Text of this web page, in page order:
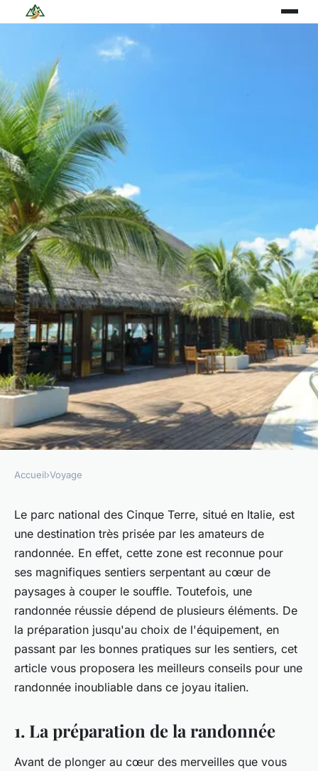
VOYAGE
Quels sont les meilleurs
conseils pour une randonnée
dans le parc national des
Cinque Terre, Italie : sentiers
et équipements ?
Constance•4 juillet 2024• 6 min de lecture
Accueil›Voyage
Le parc national des Cinque Terre, situé en Italie, est
une destination très prisée par les amateurs de
randonnée. En effet, cette zone est reconnue pour
ses magnifiques sentiers serpentant au cœur de
paysages à couper le souffle. Toutefois, une
randonnée réussie dépend de plusieurs éléments. De
la préparation jusqu'au choix de l'équipement, en
passant par les bonnes pratiques sur les sentiers, cet
article vous proposera les meilleurs conseils pour une
randonnée inoubliable dans ce joyau italien.
1. La préparation de la randonnée
Avant de plonger au cœur des merveilles que vous